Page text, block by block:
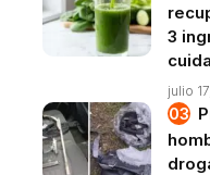
3
julio